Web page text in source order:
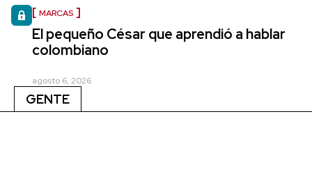
MARCAS
El pequeño César que aprendió a hablar
colombiano
agosto 6, 2026
GENTE